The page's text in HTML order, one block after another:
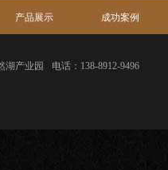
产品展示 成功案例
湖产业园 电话：138-8912-9496